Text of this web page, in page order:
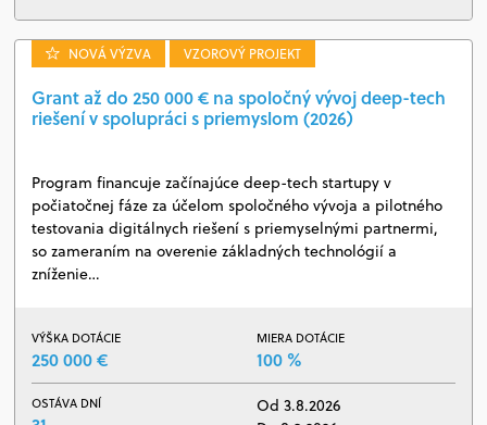
NOVÁ VÝZVA VZOROVÝ PROJEKT
Grant až do 250 000 € na spoločný vývoj deep-tech
riešení v spolupráci s priemyslom (2026)
Program financuje začínajúce deep-tech startupy v
počiatočnej fáze za účelom spoločného vývoja a pilotného
testovania digitálnych riešení s priemyselnými partnermi,
so zameraním na overenie základných technológií a
zníženie…
VÝŠKA DOTÁCIE
250 000 €
MIERA DOTÁCIE
100 %
OSTÁVA DNÍ
Od 3.8.2026